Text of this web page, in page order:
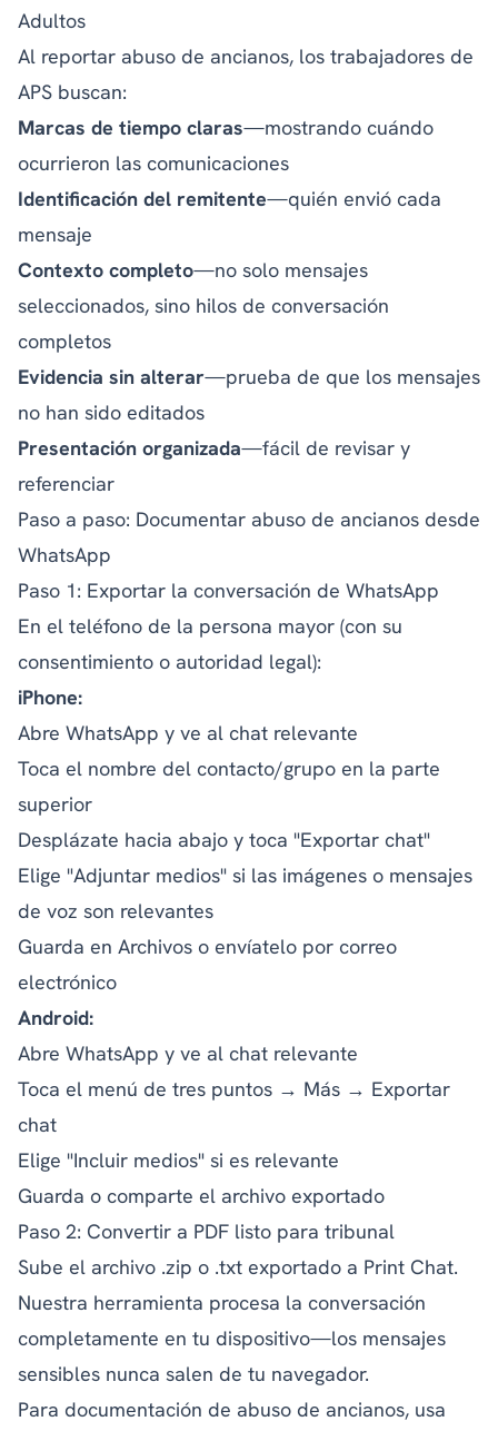
Adultos
Al reportar abuso de ancianos, los trabajadores de
APS buscan:
Marcas de tiempo claras—mostrando cuándo
ocurrieron las comunicaciones
Identificación del remitente—quién envió cada
mensaje
Contexto completo—no solo mensajes
seleccionados, sino hilos de conversación
completos
Evidencia sin alterar—prueba de que los mensajes
no han sido editados
Presentación organizada—fácil de revisar y
referenciar
Paso a paso: Documentar abuso de ancianos desde
WhatsApp
Paso 1: Exportar la conversación de WhatsApp
En el teléfono de la persona mayor (con su
consentimiento o autoridad legal):
iPhone:
Abre WhatsApp y ve al chat relevante
Toca el nombre del contacto/grupo en la parte
superior
Desplázate hacia abajo y toca "Exportar chat"
Elige "Adjuntar medios" si las imágenes o mensajes
de voz son relevantes
Guarda en Archivos o envíatelo por correo
electrónico
Android:
Abre WhatsApp y ve al chat relevante
Toca el menú de tres puntos → Más → Exportar
chat
Elige "Incluir medios" si es relevante
Guarda o comparte el archivo exportado
Paso 2: Convertir a PDF listo para tribunal
Sube el archivo .zip o .txt exportado a Print Chat.
Nuestra herramienta procesa la conversación
completamente en tu dispositivo—los mensajes
sensibles nunca salen de tu navegador.
Para documentación de abuso de ancianos, usa